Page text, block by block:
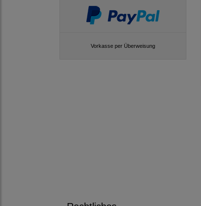
Vorkasse per Überweisung